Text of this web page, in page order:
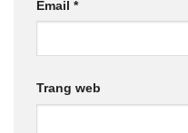
Email *
Trang web